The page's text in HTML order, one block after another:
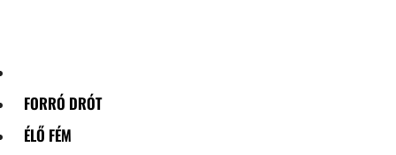
FORRÓ DRÓT
ÉLŐ FÉM